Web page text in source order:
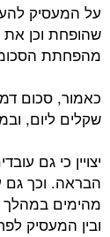
על המעסיק
שהופחת וכן
מהפחתת
שקלים ליום, ובמגזר
יצויין כי גם
הבראה. וכך גם
מהימים במהלך
ובין המעסיק